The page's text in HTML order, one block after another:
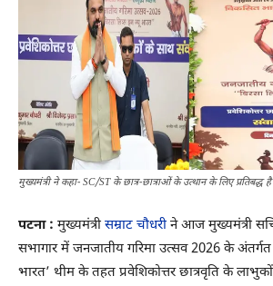
मुख्यमंत्री ने कहा- SC/ST के छात्र-छात्राओं के उत्थान के लिए प्रतिबद्ध
पटना : मुख्यमंत्री सम्राट चौधरीने आज मुख्यमंत्री
सभागार में जनजातीय गरिमा उत्सव 2026 के अंतर्गत
भारत’ थीम के तहत प्रवेशिकोत्तर छात्रवृति के